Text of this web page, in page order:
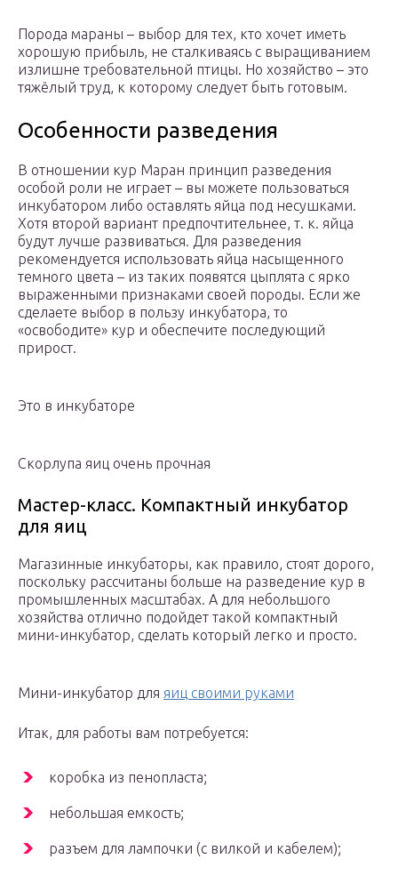
Порода мараны – выбор для тех, кто хочет иметь
хорошую прибыль, не сталкиваясь с выращиванием
излишне требовательной птицы. Но хозяйство – это
тяжёлый труд, к которому следует быть готовым.
Особенности разведения
В отношении кур Маран принцип разведения
особой роли не играет – вы можете пользоваться
инкубатором либо оставлять яйца под несушками.
Хотя второй вариант предпочтительнее, т. к. яйца
будут лучше развиваться. Для разведения
рекомендуется использовать яйца насыщенного
темного цвета – из таких появятся цыплята с ярко
выраженными признаками своей породы. Если же
сделаете выбор в пользу инкубатора, то
«освободите» кур и обеспечите последующий
прирост.
Это в инкубаторе
Скорлупа яиц очень прочная
Мастер-класс. Компактный инкубатор
для яиц
Магазинные инкубаторы, как правило, стоят дорого,
поскольку рассчитаны больше на разведение кур в
промышленных масштабах. А для небольшого
хозяйства отлично подойдет такой компактный
мини-инкубатор, сделать который легко и просто.
Мини-инкубатор для яиц своими руками
Итак, для работы вам потребуется:
коробка из пенопласта;
небольшая емкость;
разъем для лампочки (с вилкой и кабелем);